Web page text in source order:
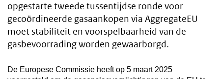
opgestarte tweede tussentijdse ronde voor
gecoördineerde gasaankopen via AggregateEU
moet stabiliteit en voorspelbaarheid van de
gasbevoorrading worden gewaarborgd.
De Europese Commissie heeft op 5 maart 2025